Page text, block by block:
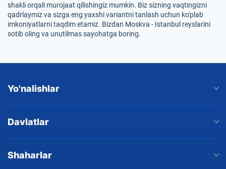
shakli orqali murojaat qilishingiz mumkin. Biz sizning vaqtingizni
qadrlaymiz va sizga eng yaxshi variantni tanlash uchun ko'plab
imkoniyatlarni taqdim etamiz. Bizdan Moskva - Istanbul reyslarini
sotib oling va unutilmas sayohatga boring.
Yo'nalishlar
Davlatlar
Shaharlar